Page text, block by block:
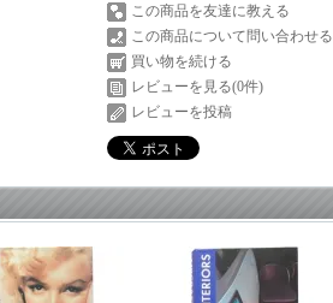
この商品を友達に教える
この商品について問い合わせる
買い物を続ける
レビューを見る(0件)
レビューを投稿